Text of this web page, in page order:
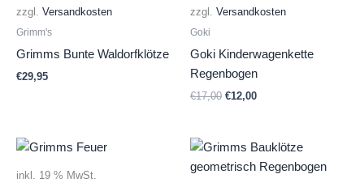
zzgl. Versandkosten
Grimm's
Grimms Bunte Waldorfklötze
€29,95
zzgl. Versandkosten
Goki
Goki Kinderwagenkette
Regenbogen
€17,00 Ursprünglicher
€12,00Aktueller
inkl. 19 % MwSt.